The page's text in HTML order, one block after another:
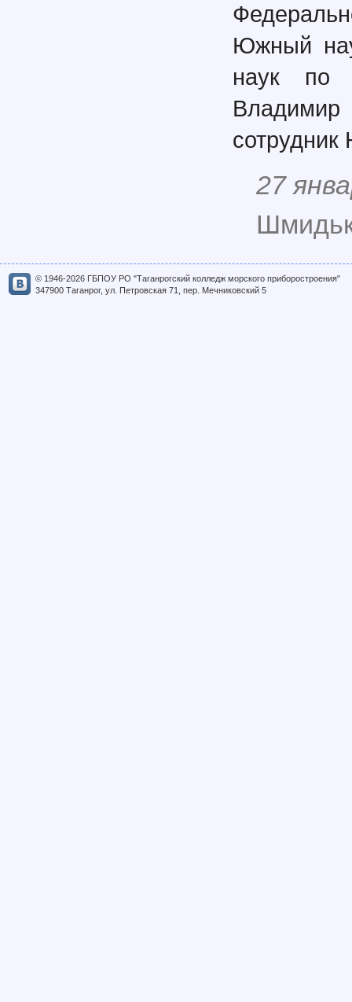
Южный
наук по
27
© 1946-2026 ГБПОУ РО "Таганрогский колледж морского приборостроения"
347900 Таганрог, ул. Петровская 71, пер. Мечниковский 5